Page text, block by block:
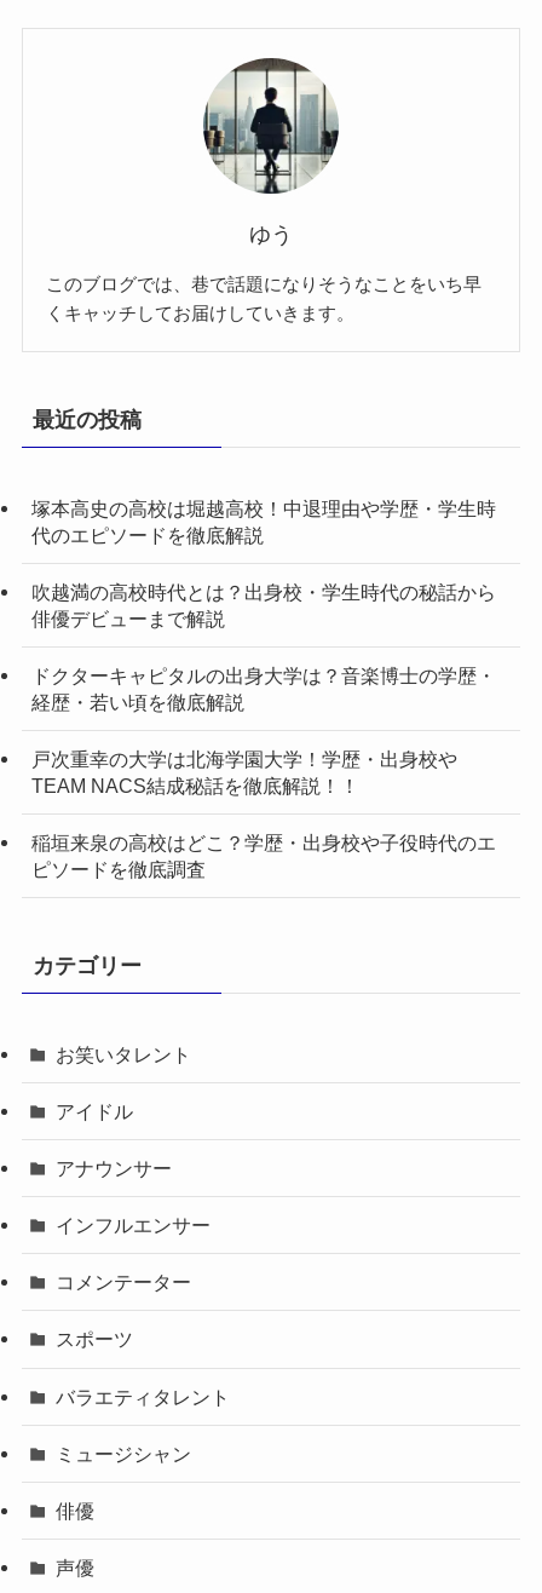
ゆう
このブログでは、巷で話題になりそうなことをいち早
くキャッチしてお届けしていきます。
最近の投稿
塚本高史の高校は堀越高校！中退理由や学歴・学生時
代のエピソードを徹底解説
吹越満の高校時代とは？出身校・学生時代の秘話から
俳優デビューまで解説
ドクターキャピタルの出身大学は？音楽博士の学歴・
経歴・若い頃を徹底解説
戸次重幸の大学は北海学園大学！学歴・出身校や
TEAM NACS結成秘話を徹底解説！！
稲垣来泉の高校はどこ？学歴・出身校や子役時代のエ
ピソードを徹底調査
カテゴリー
お笑いタレント
アイドル
アナウンサー
インフルエンサー
コメンテーター
スポーツ
バラエティタレント
ミュージシャン
俳優
声優